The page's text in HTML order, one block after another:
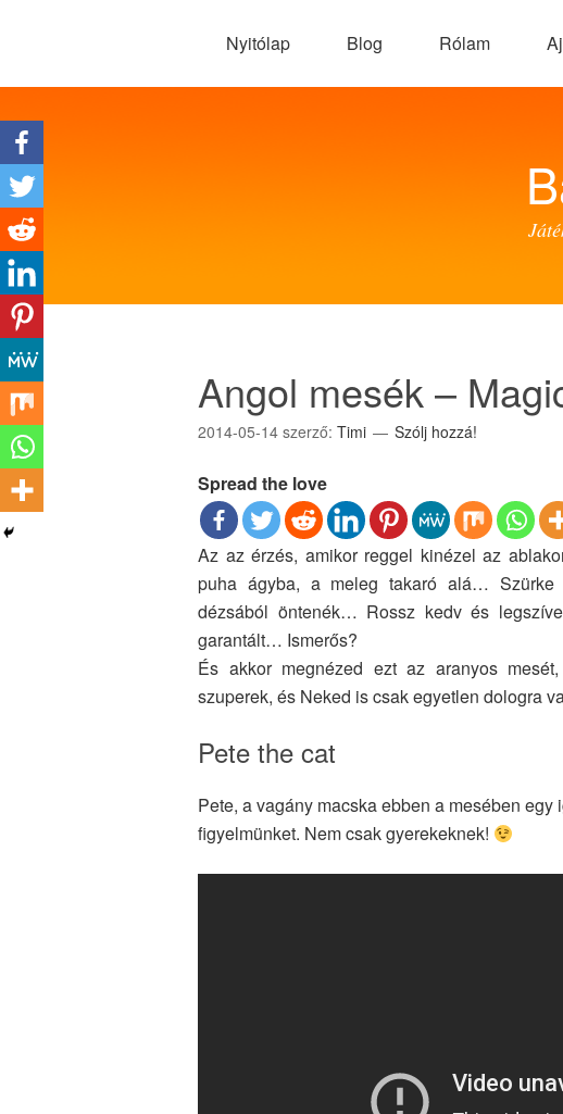
Nyitólap Blog Rólam
Angol mesék –
2014-05-14 szerző: Timi Szólj hozzá!
Spread the love
Az az érzés, amikor reggel kinézel az
puha ágyba, a meleg takaró alá… Szürke
dézsából öntenék… Rossz kedv és
garantált… Ismerős?
És akkor megnézed ezt az aranyos
szuperek, és Neked is csak egyetlen dologra
Pete the cat
Pete, a vagány macska ebben a mesében
figyelmünket. Nem csak gyerekeknek!